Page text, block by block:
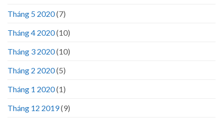
Tháng 5 2020(7)
Tháng 4 2020(10)
Tháng 3 2020(10)
Tháng 2 2020(5)
Tháng 1 2020(1)
Tháng 12 2019(9)